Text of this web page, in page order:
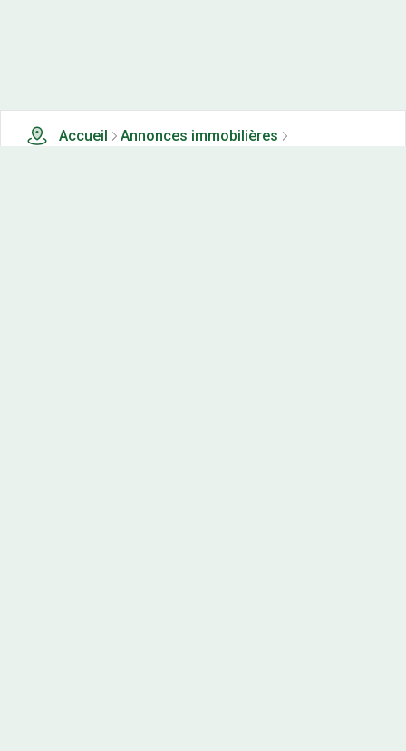
Accueil
Annonces immobilières